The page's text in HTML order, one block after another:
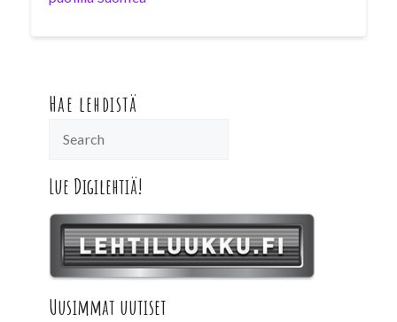
Hae lehdistä
Lue Digilehtiä!
Uusimmat uutiset